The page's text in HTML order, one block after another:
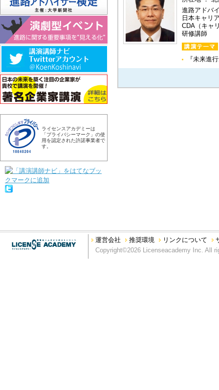
ライセンスアカデミーは
「プライバシーマーク」の使
用を認定された許諾事業者で
す。
進路アドバ
日本キャリ
CDA（キャ
研修講師
『未来進
運営会社 推奨環境 リンクについて
Copyright©2026 Licenseacademy Inc. All